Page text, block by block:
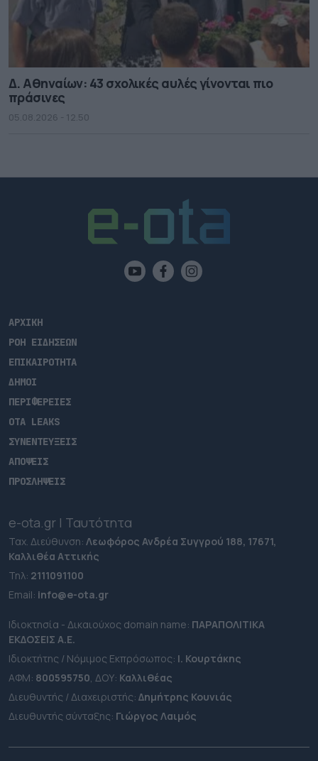
Δ. Αθηναίων: 43 σχολικές αυλές γίνονται πιο
πράσινες
05.08.2026 - 12.50
ΑΡΧΙΚΗ
ΡΟΗ ΕΙΔΗΣΕΩΝ
ΕΠΙΚΑΙΡΟΤΗΤΑ
ΔΗΜΟΙ
ΠΕΡΙΦΕΡΕΙΕΣ
OTA LEAKS
ΣΥΝΕΝΤΕΥΞΕΙΣ
ΑΠΟΨΕΙΣ
ΠΡΟΣΛΗΨΕΙΣ
e-ota.gr | Ταυτότητα
Ταχ. Διεύθυνση: Λεωφόρος Ανδρέα Συγγρού 188, 17671,
Καλλιθέα Αττικής
Τηλ: 2111091100
Εmail: info@e-ota.gr
Ιδιοκτησία - Δικαιούχος domain name: ΠΑΡΑΠΟΛΙΤΙΚΑ
ΕΚΔΟΣΕΙΣ A.E.
Ιδιοκτήτης / Νόμιμος Εκπρόσωπος: Ι. Κουρτάκης
ΑΦΜ: 800595750, ΔΟΥ: Καλλιθέας
Διευθυντής / Διαχειριστής: Δημήτρης Κουνιάς
Διευθυντής σύνταξης: Γιώργος Λαιμός